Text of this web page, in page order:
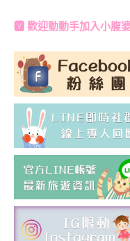
🆅 歡迎動動手加入小腹